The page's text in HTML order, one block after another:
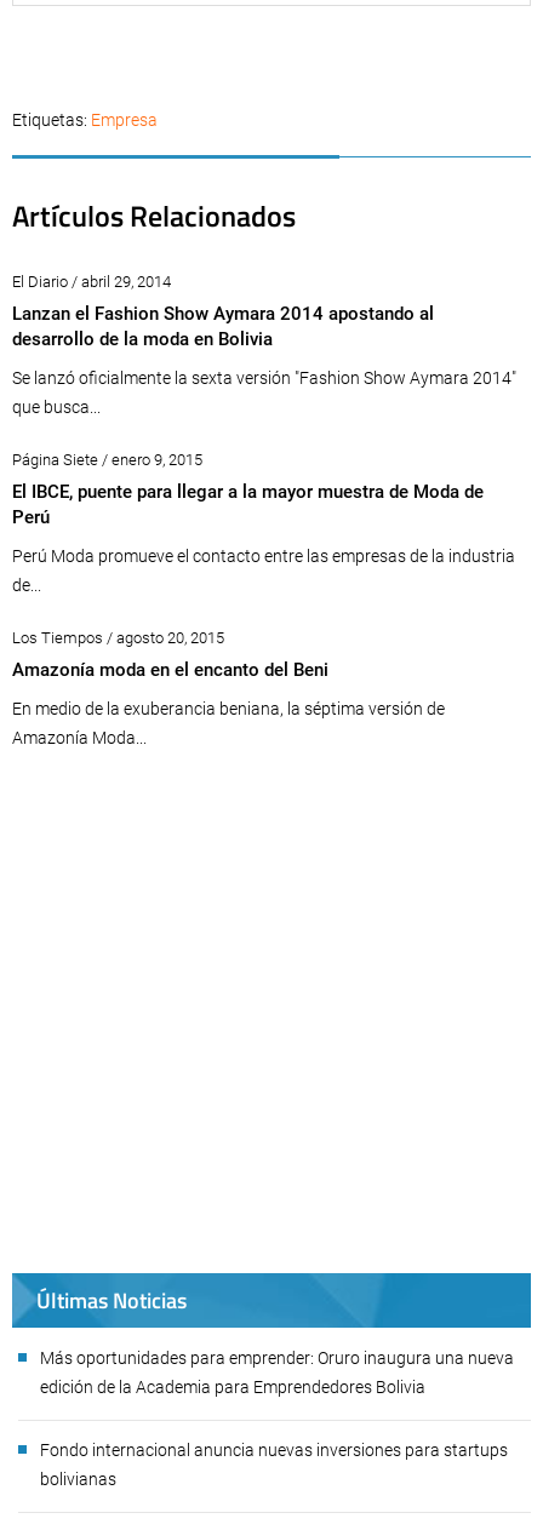
Etiquetas: Empresa
Artículos Relacionados
El Diario / abril 29, 2014
Lanzan el Fashion Show Aymara 2014 apostando al
desarrollo de la moda en Bolivia
Se lanzó oficialmente la sexta versión "Fashion Show Aymara 2014"
que busca...
Página Siete / enero 9, 2015
El IBCE, puente para llegar a la mayor muestra de Moda de
Perú
Perú Moda promueve el contacto entre las empresas de la industria
de...
Los Tiempos / agosto 20, 2015
Amazonía moda en el encanto del Beni
En medio de la exuberancia beniana, la séptima versión de
Amazonía Moda...
Últimas Noticias
Más oportunidades para emprender: Oruro inaugura una nueva
edición de la Academia para Emprendedores Bolivia
Fondo internacional anuncia nuevas inversiones para startups
bolivianas